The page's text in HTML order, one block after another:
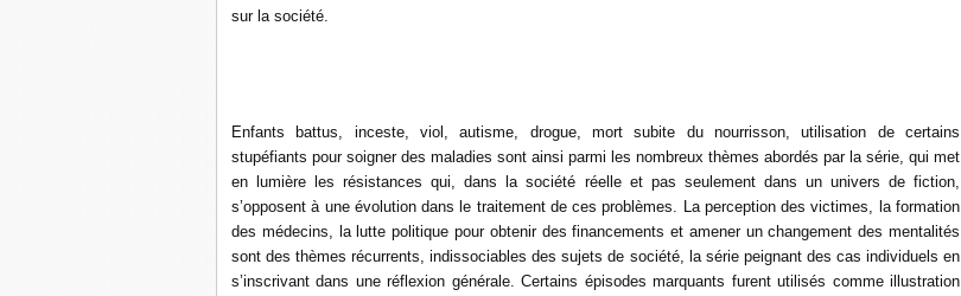
sur la société.
Enfants battus, inceste, viol, autisme, drogue, mort subite du nourrisson, utilisation de certains
stupéfiants pour soigner des maladies sont ainsi parmi les nombreux thèmes abordés par la série, qui met
en lumière les résistances qui, dans la société réelle et pas seulement dans un univers de fiction,
s’opposent à une évolution dans le traitement de ces problèmes. La perception des victimes, la formation
des médecins, la lutte politique pour obtenir des financements et amener un changement des mentalités
sont des thèmes récurrents, indissociables des sujets de société, la série peignant des cas individuels en
s’inscrivant dans une réflexion générale. Certains épisodes marquants furent utilisés comme illustration